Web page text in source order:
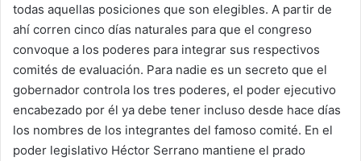
todas aquellas posiciones que son elegibles. A partir de
ahí corren cinco días naturales para que el congreso
convoque a los poderes para integrar sus respectivos
comités de evaluación. Para nadie es un secreto que el
gobernador controla los tres poderes, el poder ejecutivo
encabezado por él ya debe tener incluso desde hace días
los nombres de los integrantes del famoso comité. En el
poder legislativo Héctor Serrano mantiene el prado